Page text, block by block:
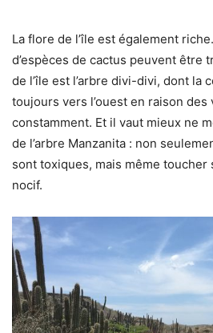
La flore de l’île est également
d’espèces de cactus peuvent être
de l’île est l’arbre divi-divi, dont la
toujours vers l’ouest en raison des
constamment. Et il vaut mieux ne
de l’arbre Manzanita : non
sont toxiques, mais même
nocif.